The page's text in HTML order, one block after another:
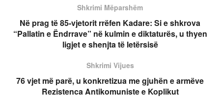
Shkrimi Mëparshëm
Në prag të 85-vjetorit rrëfen Kadare: Si e shkrova
“Pallatin e Ëndrrave” në kulmin e diktaturës, u thyen
ligjet e shenjta të letërsisë
Shkrimi Vijues
76 vjet më parë, u konkretizua me gjuhën e armëve
Rezistenca Antikomuniste e Koplikut